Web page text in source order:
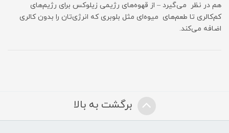
هم در نظر می‌گیرد – از قهوه‌های رژیمی زیلوکس برای رژیم‌های
کم‌کالری تا طعم‌های میوه‌ای مثل بلوبری که انرژی‌تان را بدون کالری
اضافه می‌کند.
برگشت به بالا